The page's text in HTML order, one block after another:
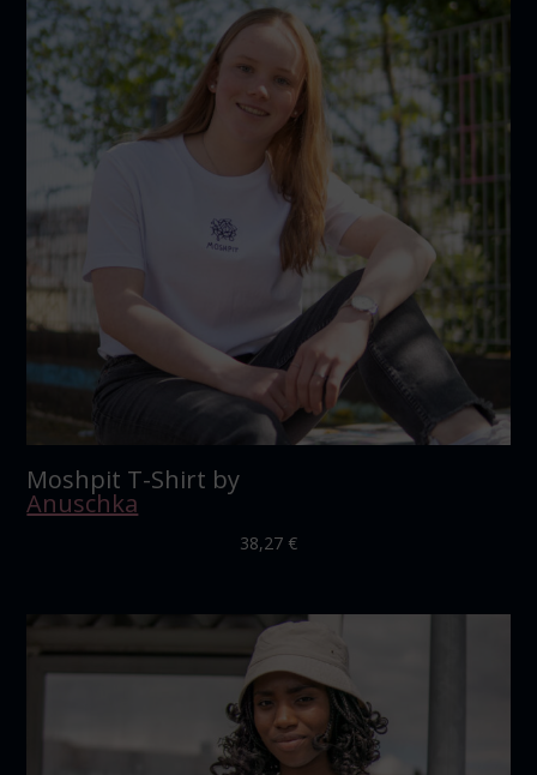
Moshpit T-Shirt by
Anuschka
38,27 €